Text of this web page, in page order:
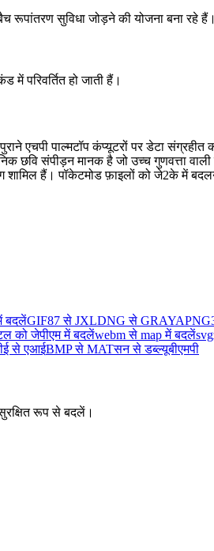
रूपांतरण सुविधा जोड़ने की योजना बना रहे हैं।
परिवर्तित हो जाती हैं।
एचपी पाल्मटॉप कंप्यूटरों पर डेटा
संपीड़न मानक है जो उच्च गुणवत्ता वाली
शामिल हैं। पॉकेटमोड फ़ाइलों को जे2के
बदलेंGIF87 से JXLDNG से GRAYA
को जेपीएम में बदलेंwebm से map में बदलें
से एआईBMP से MATसन से डब्ल्यूबीएमपी
रूप से बदलें।